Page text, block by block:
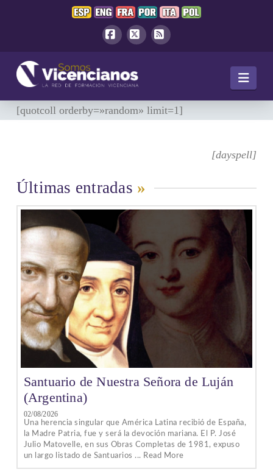
[quotcoll orderby=»random» limit=1]
[dayspell]
Últimas entradas »
Santuario de Nuestra Señora de Luján
(Argentina)
02/08/2026
Una herencia singular que América Latina recibió de España,
la Madre Patria, fue y será la devoción mariana. El P. José
Julio Matovelle, en sus Obras Completas de 1981, expuso
un largo listado de Santuarios ... Read More